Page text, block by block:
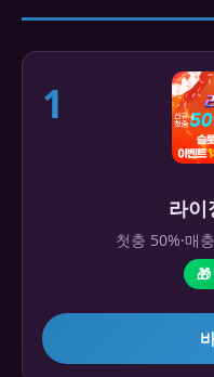
1
라이
첫충 50%·매
🎁